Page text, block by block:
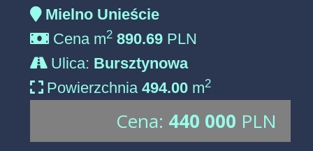
Mielno Unieście
Cena m2 890.69 PLN
Ulica: Bursztynowa
Powierzchnia494.00 m2
Cena: 440 000 PLN